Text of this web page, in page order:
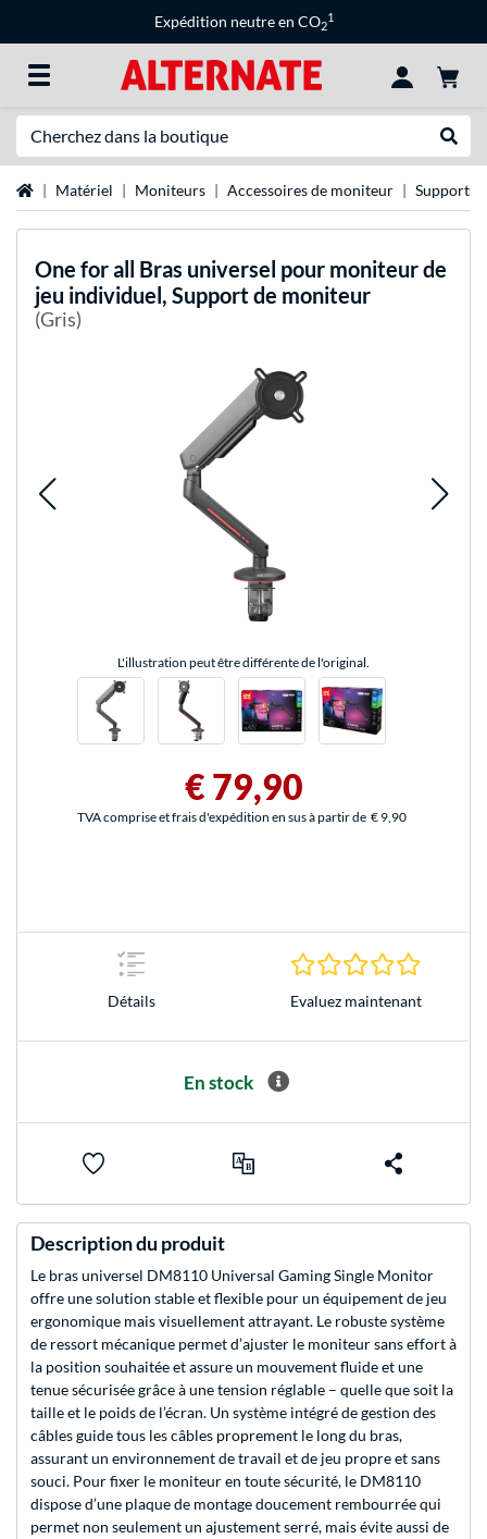
Expédition neutre en CO2
1
Page d'accueil
Matériel Moniteurs Accessoires de moniteur Supports
One for all Bras universel pour moniteur de
jeu individuel, Support de moniteur
(Gris)
L'illustration peut être différente de l'original.
€ 79,90
TVA comprise et frais d'expédition en sus à partir de € 9,90
Détails Evaluez maintenant
En stock
Description du produit
Le bras universel DM8110 Universal Gaming Single Monitor
offre une solution stable et flexible pour un équipement de jeu
ergonomique mais visuellement attrayant. Le robuste système
de ressort mécanique permet d’ajuster le moniteur sans effort à
la position souhaitée et assure un mouvement fluide et une
tenue sécurisée grâce à une tension réglable – quelle que soit la
taille et le poids de l’écran. Un système intégré de gestion des
câbles guide tous les câbles proprement le long du bras,
assurant un environnement de travail et de jeu propre et sans
souci. Pour fixer le moniteur en toute sécurité, le DM8110
dispose d’une plaque de montage doucement rembourrée qui
permet non seulement un ajustement serré, mais évite aussi de